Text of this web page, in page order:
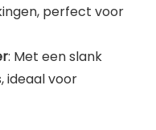
perfect voor
: Met een slank
ideaal voor